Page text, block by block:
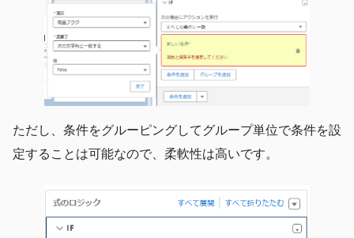
ただし、条件をグルーピングしてグループ単位で条件を設
定することは可能なので、柔軟性は高いです。